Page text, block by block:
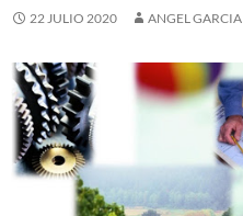
22 JULIO 2020 ANGEL GARCIA